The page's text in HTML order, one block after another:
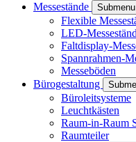
Messestände
Flexible
LED-
Faltdisplay-
Spannrahmen-
Messeböden
Bürogestaltung
Büroleitsysteme
Leuchtkästen
Raum-in-Raum
Raumteiler